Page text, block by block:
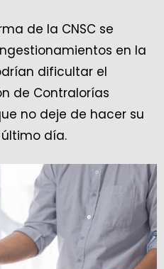
de la CNSC se
en la
dificultar el
de Contralorías
no deje de hacer su
día.